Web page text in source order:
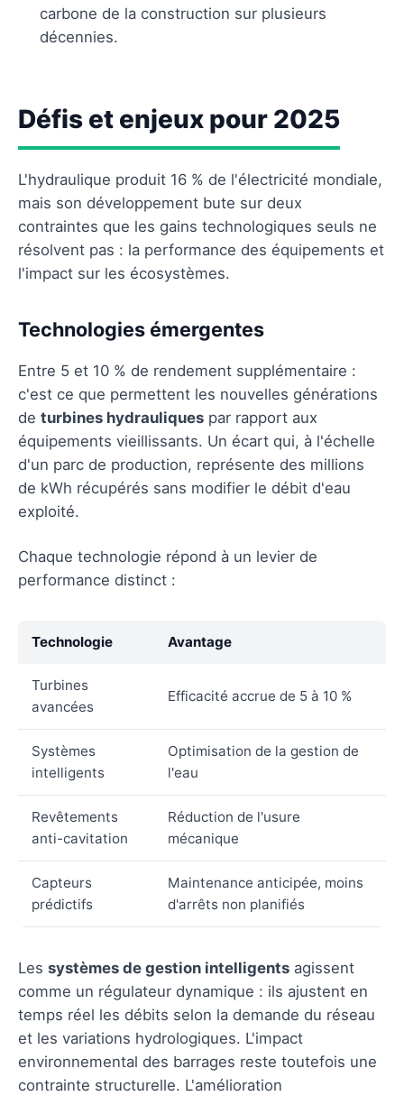
carbone de la construction sur plusieurs
décennies.
Défis et enjeux pour 2025
L'hydraulique produit 16 % de l'électricité mondiale,
mais son développement bute sur deux
contraintes que les gains technologiques seuls ne
résolvent pas : la performance des équipements et
l'impact sur les écosystèmes.
Technologies émergentes
Entre 5 et 10 % de rendement supplémentaire :
c'est ce que permettent les nouvelles générations
de turbines hydrauliques par rapport aux
équipements vieillissants. Un écart qui, à l'échelle
d'un parc de production, représente des millions
de kWh récupérés sans modifier le débit d'eau
exploité.
Chaque technologie répond à un levier de
performance distinct :
Technologie Avantage
Turbines
avancées
Efficacité accrue de 5 à 10 %
Systèmes
intelligents
Optimisation de la gestion de
l'eau
Revêtements
anti-cavitation
Réduction de l'usure
mécanique
Capteurs
prédictifs
Maintenance anticipée, moins
d'arrêts non planifiés
Les systèmes de gestion intelligents agissent
comme un régulateur dynamique : ils ajustent en
temps réel les débits selon la demande du réseau
et les variations hydrologiques. L'impact
environnemental des barrages reste toutefois une
contrainte structurelle. L'amélioration